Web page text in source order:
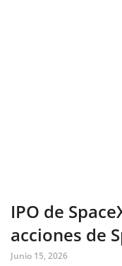
IPO de
acciones de
Junio 15, 2026